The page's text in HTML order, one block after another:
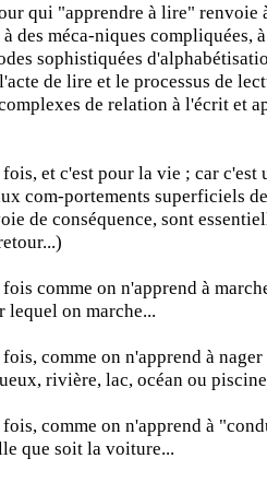
qui "apprendre à lire" renvoie
des méca-niques compliquées,
sophistiquées
de lire et le processus de
de relation à l'écrit et
et c'est pour la vie ; car c'est
com-portements superficiels de
de conséquence, sont
comme on n'apprend à
lequel on marche...
comme on n'apprend à
rivière, lac, océan ou
comme on n'apprend à
que soit la voiture...